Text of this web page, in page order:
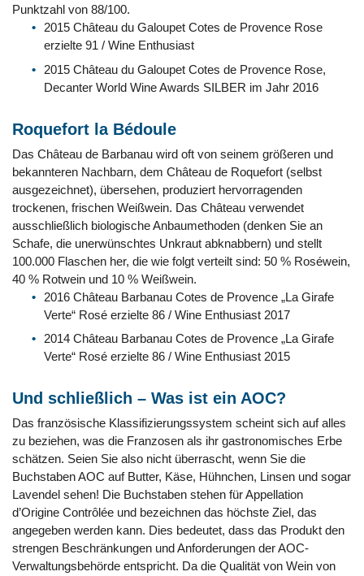
Punktzahl von 88/100.
2015 Château du Galoupet Cotes de Provence Rose
erzielte 91 / Wine Enthusiast
2015 Château du Galoupet Cotes de Provence Rose,
Decanter World Wine Awards SILBER im Jahr 2016
Roquefort la Bédoule
Das Château de Barbanau wird oft von seinem größeren und
bekannteren Nachbarn, dem Château de Roquefort (selbst
ausgezeichnet), übersehen, produziert hervorragenden
trockenen, frischen Weißwein. Das Château verwendet
ausschließlich biologische Anbaumethoden (denken Sie an
Schafe, die unerwünschtes Unkraut abknabbern) und stellt
100.000 Flaschen her, die wie folgt verteilt sind: 50 % Roséwein,
40 % Rotwein und 10 % Weißwein.
2016 Château Barbanau Cotes de Provence „La Girafe
Verte“ Rosé erzielte 86 / Wine Enthusiast 2017
2014 Château Barbanau Cotes de Provence „La Girafe
Verte“ Rosé erzielte 86 / Wine Enthusiast 2015
Und schließlich – Was ist ein AOC?
Das französische Klassifizierungssystem scheint sich auf alles
zu beziehen, was die Franzosen als ihr gastronomisches Erbe
schätzen. Seien Sie also nicht überrascht, wenn Sie die
Buchstaben AOC auf Butter, Käse, Hühnchen, Linsen und sogar
Lavendel sehen! Die Buchstaben stehen für Appellation
d’Origine Contrôlée und bezeichnen das höchste Ziel, das
angegeben werden kann. Dies bedeutet, dass das Produkt den
strengen Beschränkungen und Anforderungen der AOC-
Verwaltungsbehörde entspricht. Da die Qualität von Wein von